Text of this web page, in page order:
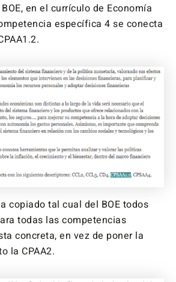
en el currículo de Economía
específica 4 se conecta
copiado tal cual del BOE todos
todas las competencias
concreta, en vez de poner la
la CPAA2.